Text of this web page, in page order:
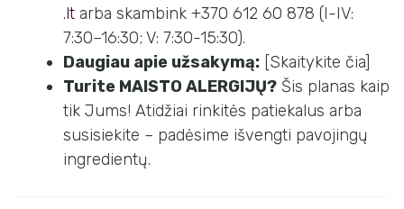
.lt arba skambink +370 612 60 878 (I-IV:
7:30–16:30; V: 7:30-15:30).
Daugiau apie užsakymą: [Skaitykite čia]
Turite MAISTO ALERGIJŲ? Šis planas kaip
tik Jums! Atidžiai rinkitės patiekalus arba
susisiekite – padėsime išvengti pavojingų
ingredientų.